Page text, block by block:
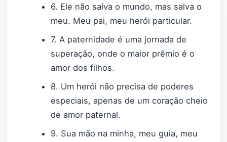
6. Ele não salva o mundo, mas salva o
meu. Meu pai, meu herói particular.
7. A paternidade é uma jornada de
superação, onde o maior prêmio é o
amor dos filhos.
8. Um herói não precisa de poderes
especiais, apenas de um coração cheio
de amor paternal.
9. Sua mão na minha, meu guia, meu